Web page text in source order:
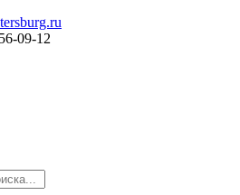
09-12